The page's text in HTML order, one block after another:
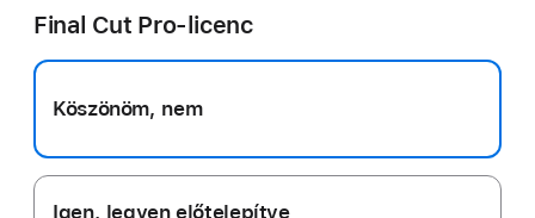
Final Cut Pro-licenc
Köszönöm, nem
Igen, legyen előtelepítve